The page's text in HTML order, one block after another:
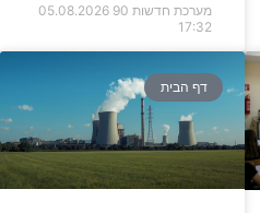
מערכת חדשות 90
05.08.2026
17:32
דף הבית